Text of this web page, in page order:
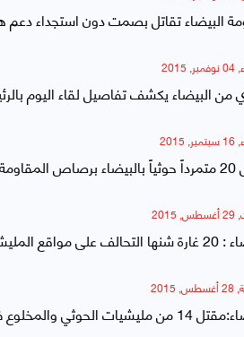
البيضاء تقاتل بصمت دون استجداء دعم
من البيضاء يكشف تفاصيل لقاء اليوم
صالح بمكيراس وذي ناعم والسوادية
الحوثي والمخلوع في كمينين للمقاومة بطياب